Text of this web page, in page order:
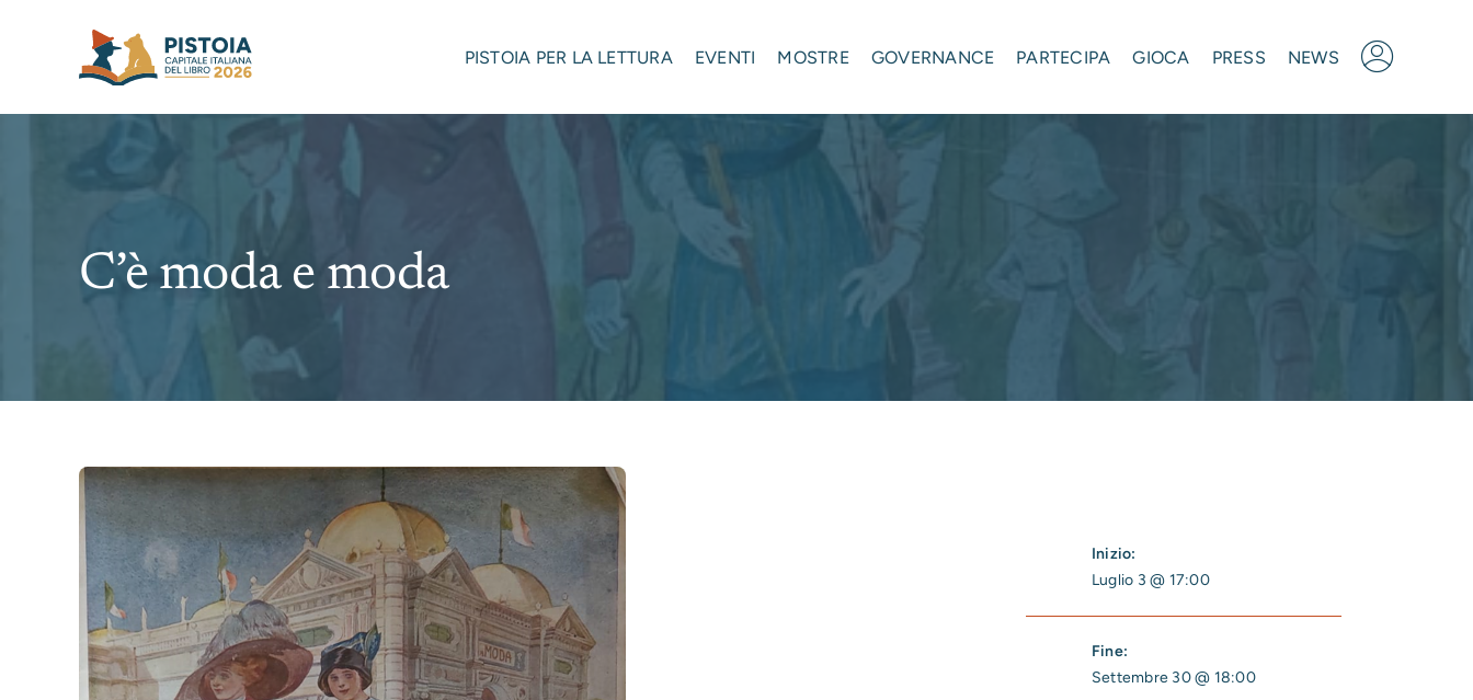
PISTOIA PER LA LETTURA EVENTI MOSTRE GOVERNANCE PARTECIPA GIOCA PRESS NEWS
C’è moda e moda
Inizio:
Luglio 3 @ 17:00
Fine:
Settembre 30 @ 18:00